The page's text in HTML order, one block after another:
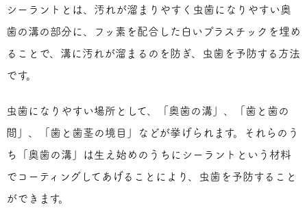
シーラントとは、汚れが溜まりやすく虫歯になりやすい奥
歯の溝の部分に、フッ素を配合した白いプラスチックを埋め
ることで、溝に汚れが溜まるのを防ぎ、虫歯を予防する方法
です。
虫歯になりやすい場所として、「奥歯の溝」、「歯と歯の
間」、「歯と歯茎の境目」などが挙げられます。それらのう
ち「奥歯の溝」は生え始めのうちにシーラントという材料
でコーティングしてあげることにより、虫歯を予防すること
ができます。